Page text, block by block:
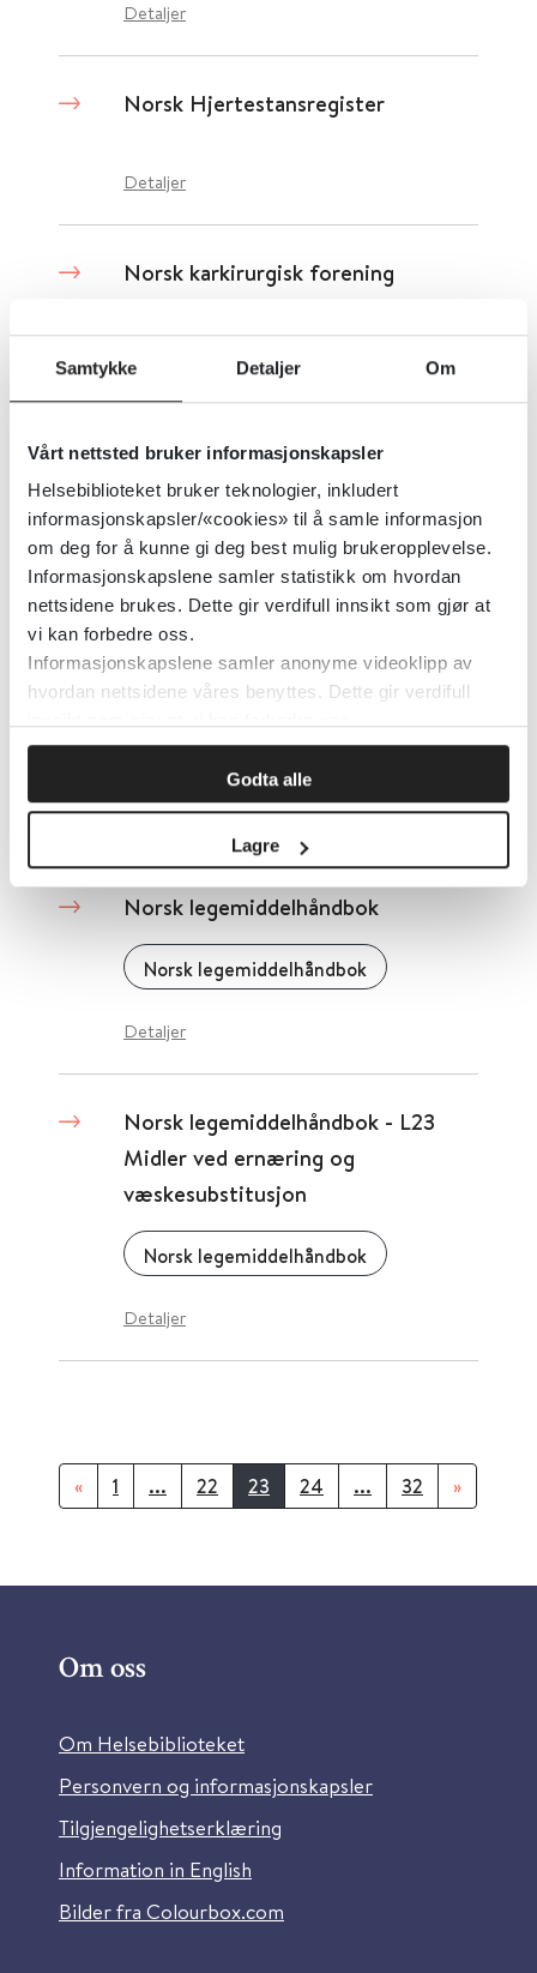
Samtykke Detaljer Om
Vårt nettsted bruker informasjonskapsler
Helsebiblioteket bruker teknologier, inkludert
informasjonskapsler/«cookies» til å samle informasjon
om deg for å kunne gi deg best mulig brukeropplevelse.
Informasjonskapslene samler statistikk om hvordan
nettsidene brukes. Dette gir verdifull innsikt som gjør at
vi kan forbedre oss.
Informasjonskapslene samler anonyme videoklipp av
hvordan nettsidene våres benyttes. Dette gir verdifull
Godta alle
Lagre
Detaljer
Norsk Hjertestansregister
Detaljer
Norsk karkirurgisk forening
Norsk kirurgisk forening
Kirurgen 2020
Detaljer
Norsk kodeverk for uønskede
pasienthendelser
Helsedirektoratet 2021
Detaljer
Norsk legemiddelhåndbok
Norsk legemiddelhåndbok
Detaljer
Norsk legemiddelhåndbok - L23
Midler ved ernæring og
væskesubstitusjon
Norsk legemiddelhåndbok
Detaljer
« 1 ... 22 23 24 ... 32 »
Om oss
Om Helsebiblioteket
Personvern og informasjonskapsler
Tilgjengelighetserklæring
Information in English
Bilder fra Colourbox.com